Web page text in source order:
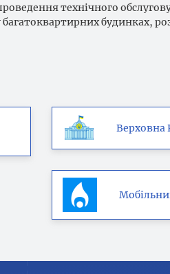
технічного
будинках,
Верховна